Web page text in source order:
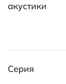
акустики
Серия